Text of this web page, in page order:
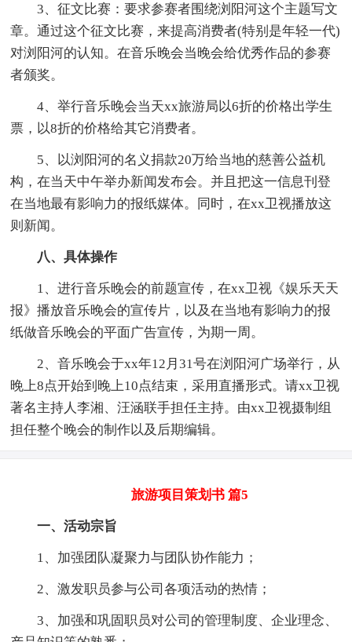
3、征文比赛：要求参赛者围绕浏阳河这个主题写文
章。通过这个征文比赛，来提高消费者(特别是年轻一代)
对浏阳河的认知。在音乐晚会当晚会给优秀作品的参赛
者颁奖。
4、举行音乐晚会当天xx旅游局以6折的价格出学生
票，以8折的价格给其它消费者。
5、以浏阳河的名义捐款20万给当地的慈善公益机
构，在当天中午举办新闻发布会。并且把这一信息刊登
在当地最有影响力的报纸媒体。同时，在xx卫视播放这
则新闻。
八、具体操作
1、进行音乐晚会的前题宣传，在xx卫视《娱乐天天
报》播放音乐晚会的宣传片，以及在当地有影响力的报
纸做音乐晚会的平面广告宣传，为期一周。
2、音乐晚会于xx年12月31号在浏阳河广场举行，从
晚上8点开始到晚上10点结束，采用直播形式。请xx卫视
著名主持人李湘、汪涵联手担任主持。由xx卫视摄制组
担任整个晚会的制作以及后期编辑。
旅游项目策划书 篇5
一、活动宗旨
1、加强团队凝聚力与团队协作能力；
2、激发职员参与公司各项活动的热情；
3、加强和巩固职员对公司的管理制度、企业理念、